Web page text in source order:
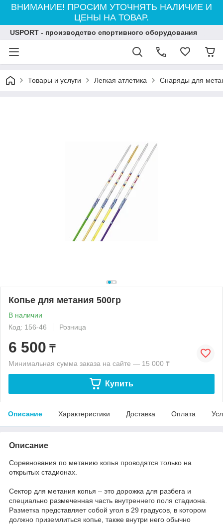
ВНИМАНИЕ! ПРОСИМ УТОЧНЯТЬ НАЛИЧИЕ И
ЦЕНЫ НА ТОВАР.
USPORT - производство спортивного оборудования
Товары и услуги Легкая атлетика Снаряды для
Копье для метания 500гр
В наличии
Код: 156-46
Розница
6 500 ₸
Минимальная сумма заказа на сайте — 15 000 ₸
Купить
Описание Характеристики Доставка Оплата
Описание
Соревнования по метанию копья проводятся только на
открытых стадионах.
Сектор для метания копья – это дорожка для разбега и
специально размеченная часть внутреннего поля стадиона.
Разметка представляет собой угол в 29 градусов, в котором
должно приземлиться копье, также внутри него обычно